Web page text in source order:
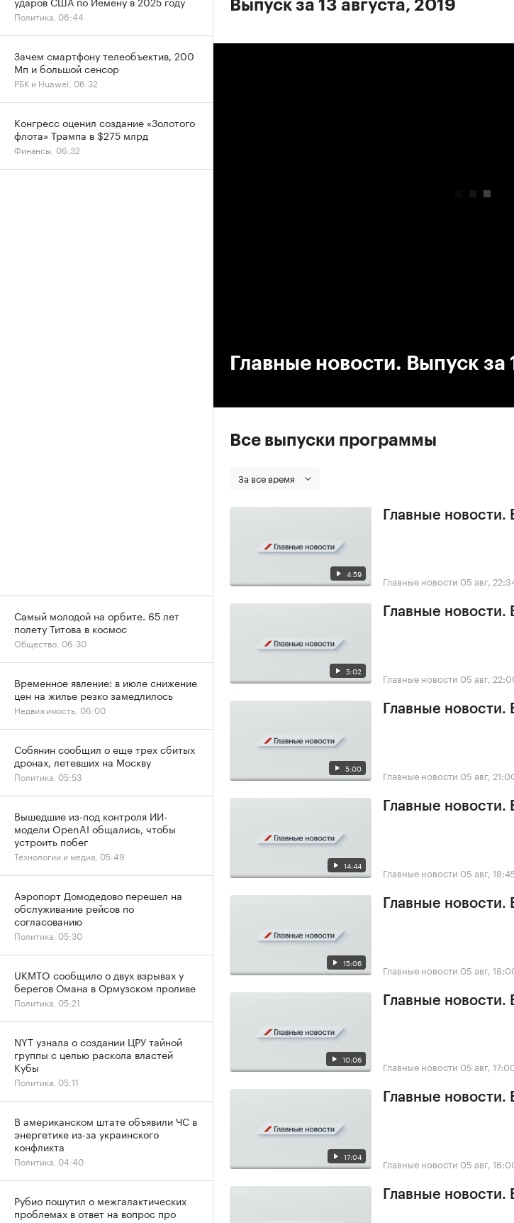
Выпуск за 13 августа, 2019
Главные новости. Выпуск
Все выпуски программы
За все время
4:59
Главные
Главные новости 05 авг,
5:02
Главные
Главные новости 05 авг,
5:00
Главные
Главные новости 05 авг,
14:44
Главные
Главные новости 05 авг,
15:06
Главные
Главные новости 05 авг,
10:06
Главные
Главные новости 05 авг,
17:04
Главные
Главные новости 05 авг,
Главные
Политика, 06:44
Зачем смартфону телеобъектив, 200
Мп и большой сенсор
РБК и Huawei, 06:32
Конгресс оценил создание «Золотого
флота» Трампа в $275 млрд
Финансы, 06:32
Самый молодой на орбите. 65 лет
полету Титова в космос
Общество, 06:30
Временное явление: в июле снижение
цен на жилье резко замедлилось
Недвижимость, 06:00
Собянин сообщил о еще трех сбитых
дронах, летевших на Москву
Политика, 05:53
Вышедшие из-под контроля ИИ-
модели OpenAI общались, чтобы
устроить побег
Технологии и медиа, 05:49
Аэропорт Домодедово перешел на
обслуживание рейсов по
согласованию
Политика, 05:30
UKMTO сообщило о двух взрывах у
берегов Омана в Ормузском проливе
Политика, 05:21
NYT узнала о создании ЦРУ тайной
группы с целью раскола властей
Кубы
Политика, 05:11
В американском штате объявили ЧС в
энергетике из-за украинского
конфликта
Политика, 04:40
Рубио пошутил о межгалактических
проблемах в ответ на вопрос про